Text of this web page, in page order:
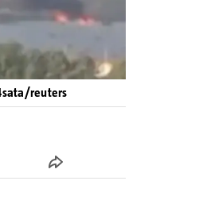
reuters